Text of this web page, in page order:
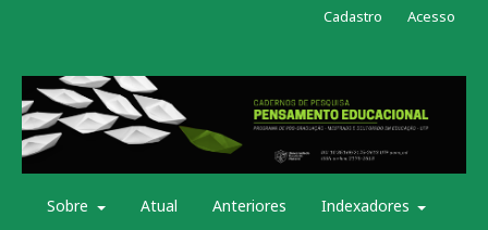
Sobre Atual Anteriores Indexadores
Cadastro Acesso